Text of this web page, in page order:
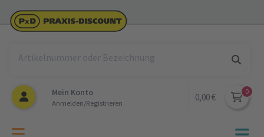
Mein Konto
Anmelden/Registrieren
0,00 €